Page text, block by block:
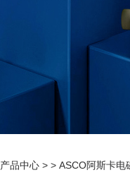
产品中心 > > ASCO阿斯卡电